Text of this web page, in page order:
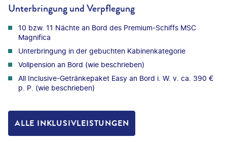
Unterbringung und Verpflegung
10 bzw. 11 Nächte an Bord des Premium-Schiffs MSC
Magnifica
Unterbringung in der gebuchten Kabinenkategorie
Vollpension an Bord (wie beschrieben)
All Inclusive-Getränkepaket Easy an Bord i. W. v. ca. 390 €
p. P. (wie beschrieben)
ALLE INKLUSIVLEISTUNGEN